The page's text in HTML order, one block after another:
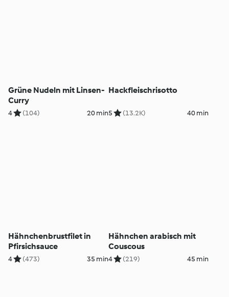
Grüne Nudeln mit Linsen-
Curry
4 (104) 20 min
Hackfleischrisotto
5 (13.2K) 40 min
Hähnchenbrustfilet in
Pfirsichsauce
4 (473) 35 min
Hähnchen arabisch mit
Couscous
4 (219) 45 min